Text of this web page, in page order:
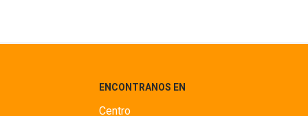
ENCONTRANOS EN
Centro